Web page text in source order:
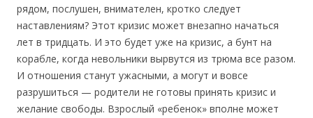
рядом, послушен, внимателен, кротко следует
наставлениям? Этот кризис может внезапно начаться
лет в тридцать. И это будет уже на кризис, а бунт на
корабле, когда невольники вырвутся из трюма все разом.
И отношения станут ужасными, а могут и вовсе
разрушиться — родители не готовы принять кризис и
желание свободы. Взрослый «ребенок» вполне может